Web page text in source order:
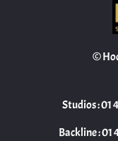
©
Studios : 01
Backline : 01